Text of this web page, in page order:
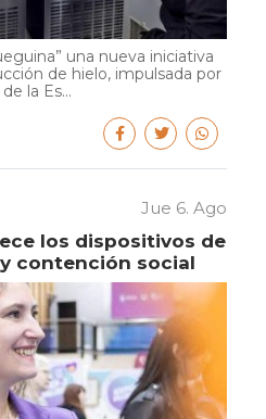
una nueva iniciativa
de hielo, impulsada por
la Es...
Jue 6. Ago
los dispositivos de
contención social